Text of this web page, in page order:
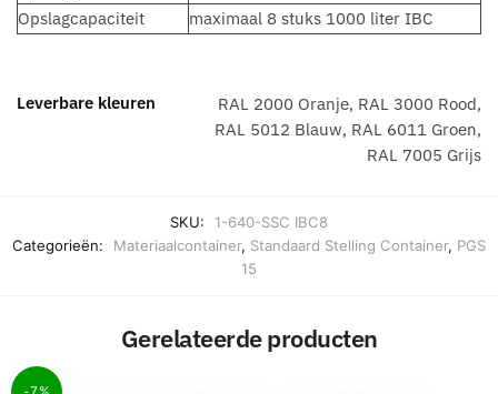
Opslagcapaciteit
maximaal 8 stuks 1000 liter IBC
Leverbare kleuren
RAL 2000 Oranje, RAL 3000 Rood,
RAL 5012 Blauw, RAL 6011 Groen,
RAL 7005 Grijs
SKU:
1-640-SSC IBC8
Categorieën:
Materiaalcontainer, Standaard Stelling Container, PGS
15
Gerelateerde producten